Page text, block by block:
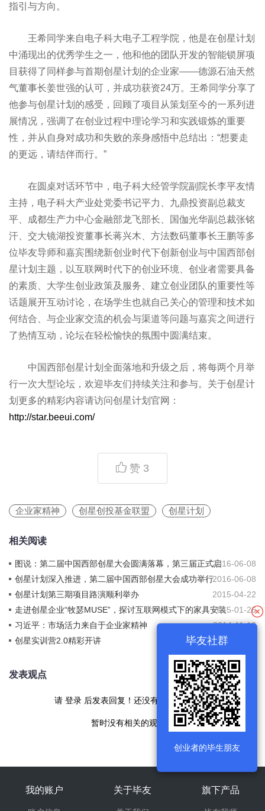
指引与方向。
王希同学来自电子科大电子工程学院，他是在创星计划
中涌现出的优秀学生之一，他和他的团队开发的智能锁屏项
目获得了同样参与首期创星计划的企业家——德源石油天然
气董事长姜世强的认可，并成功获资24万。王希同学分享了
他参与创星计划的感受，回顾了项目从策划至今的一系列进
展情况，强调了在创业过程中理论学习和实践锻炼的重要
性，并从自身对成功和失败的亲身感悟中总结出：“想要走
的更远，请结伴而行。”
在圆桌对话环节中，电子科大经管学院副院长李平友情
主持，电子科大产业处党委书记平力、九鼎投资副总裁支
平、成都生产力中心金融部龙飞部长、国伽光华副总裁张铭
汗、交大镜湖投资董事长蒋兴木、方法数码董事长王鹏等多
位毕友导师和嘉宾围绕新创业时代下创新创业与中国西部创
星计划主题，以互联网时代下的创业环境、创业者需要具备
的素质、大学生创业政策及服务、建立创业团队的重要性等
话题展开互动讨论，在场学生也就自己关心的管理和技术如
何结合、与企业家交流的机会与渠道等问题与嘉宾之间进行
了热情互动，论坛在轻松愉快的氛围中圆满结束。
中国西部创星计划全面落地和升级之后，将每两个月举
行一次大型论坛，欢迎毕友们持续关注和参与。关于创星计
划更多的精彩内容请访问创星计划官网：
http://star.beeui.com/
赞 3
企业家精神 创星创投基金联盟 创星计划
相关阅读
图说：第二届中国西部创星大会圆满落幕，第三届正式启
动
2016-06-08
创星计划深入推进，第二届中国西部创星大会成功举行2016-06-08
创星计划第三期项目路演顺利举办
2015-04-22
走进创星企业“牧瑟MUSE”，探讨互联网模式下的家具安装
项目活动顺利举办
2015-01-26
习近平：市场活力来自于企业家精神
2014-11-10
创星实训营2.0精彩开讲
2014-10-27
发表观点
请 登录 后发表回复！还没有帐号现在注册
暂时没有相关的观点！
我的账户 关于毕友 旗下产品
毕友社群
创业者的毕生朋友